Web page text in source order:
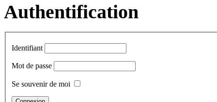
Authentification
Identifiant
Mot de passe
Se souvenir de moi